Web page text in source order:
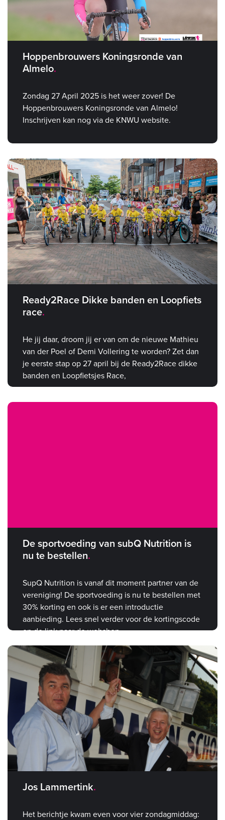
Hoppenbrouwers Koningsronde van
Almelo
Zondag 27 April 2025 is het weer zover! De
Hoppenbrouwers Koningsronde van Almelo!
Inschrijven kan nog via de KNWU website.
Ready2Race Dikke banden en Loopfiets
race
He jij daar, droom jij er van om de nieuwe Mathieu
van der Poel of Demi Vollering te worden? Zet dan
je eerste stap op 27 april bij de Ready2Race dikke
banden en Loopfietsjes Race,
De sportvoeding van subQ Nutrition is
nu te bestellen
SupQ Nutrition is vanaf dit moment partner van de
vereniging! De sportvoeding is nu te bestellen met
30% korting en ook is er een introductie
aanbieding. Lees snel verder voor de kortingscode
en de link naar de webshop.
Jos Lammertink
Het berichtje kwam even voor vier zondagmiddag: